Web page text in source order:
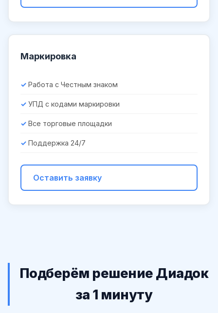
Маркировка
Работа с Честным знаком
УПД с кодами маркировки
Все торговые площадки
Поддержка 24/7
Оставить заявку
Подберём решение Диадок
за 1 минуту